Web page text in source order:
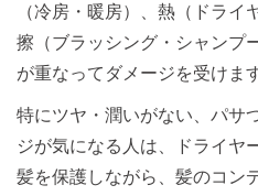
（冷房・暖房）、熱（ドラ
擦（ブラッシング・シャンプ
が重なってダメージを受けます
特にツヤ・潤いがない、パサ
ジが気になる人は、ドライヤ
髪を保護しながら、髪のコン